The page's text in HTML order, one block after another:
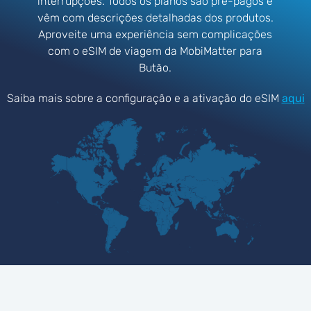
vêm com descrições detalhadas dos produtos.
Aproveite uma experiência sem complicações
com o eSIM de viagem da MobiMatter para
Butão.
Saiba mais sobre a configuração e a ativação do eSIM aqui